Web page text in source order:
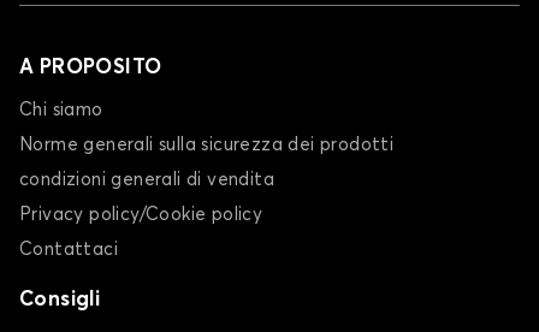
A PROPOSITO
Chi siamo
Norme generali sulla sicurezza dei prodotti
condizioni generali di vendita
Privacy policy/Cookie policy
Contattaci
Consigli